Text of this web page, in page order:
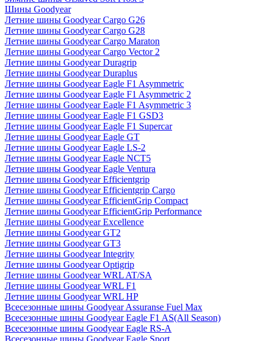
Шины Goodyear
Летние шины Goodyear Cargo G26
Летние шины Goodyear Cargo G28
Летние шины Goodyear Cargo Maraton
Летние шины Goodyear Cargo Vector 2
Летние шины Goodyear Duragrip
Летние шины Goodyear Duraplus
Летние шины Goodyear Eagle F1 Asymmetric
Летние шины Goodyear Eagle F1 Asymmetric 2
Летние шины Goodyear Eagle F1 Asymmetric 3
Летние шины Goodyear Eagle F1 GSD3
Летние шины Goodyear Eagle F1 Supercar
Летние шины Goodyear Eagle GT
Летние шины Goodyear Eagle LS-2
Летние шины Goodyear Eagle NCT5
Летние шины Goodyear Eagle Ventura
Летние шины Goodyear Efficientgrip
Летние шины Goodyear Efficientgrip Cargo
Летние шины Goodyear EfficientGrip Compact
Летние шины Goodyear EfficientGrip Performance
Летние шины Goodyear Excellence
Летние шины Goodyear GT2
Летние шины Goodyear GT3
Летние шины Goodyear Integrity
Летние шины Goodyear Optigrip
Летние шины Goodyear WRL AT/SA
Летние шины Goodyear WRL F1
Летние шины Goodyear WRL HP
Всесезонные шины Goodyear Assuranse Fuel Max
Всесезонные шины Goodyear Eagle F1 AS(All Season)
Всесезонные шины Goodyear Eagle RS-A
Всесезонные шины Goodyear Eagle Sport